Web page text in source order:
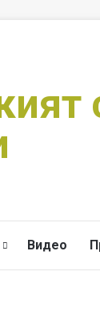
Видео